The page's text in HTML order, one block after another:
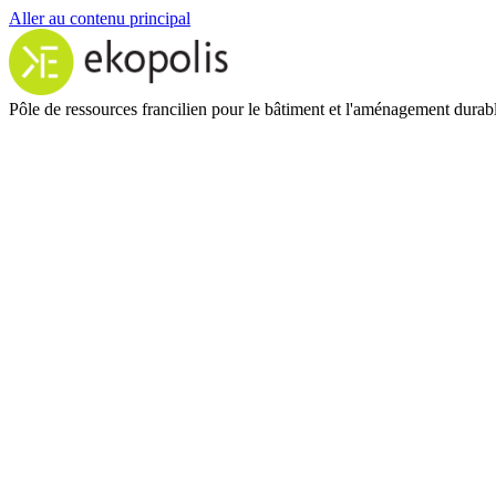
Aller au contenu principal
Pôle de ressources francilien pour le bâtiment et l'aménagement